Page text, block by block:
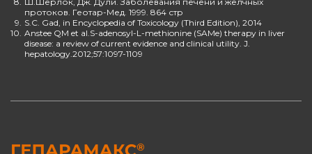
протоков. Геотар-Мед. 1999. 864 стр
9. S.C. Gad, in Encyclopedia of Toxicology (Third Edition), 2014
10. Anstee QM et al.S-adenosyl-L-methionine (SAMe) therapy in liver
disease: a review of current evidence and clinical utility. J.
hepatology.2012;57:1097-1109